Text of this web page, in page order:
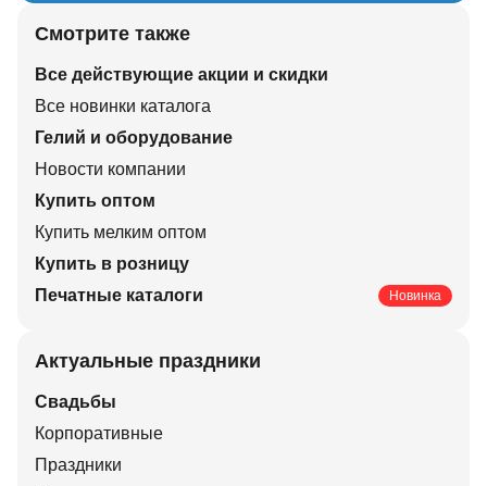
Смотрите также
Все действующие акции и скидки
Все новинки каталога
Гелий и оборудование
Новости компании
Купить оптом
Купить мелким оптом
Купить в розницу
Печатные каталоги
Новинка
Актуальные праздники
Свадьбы
Корпоративные
Праздники